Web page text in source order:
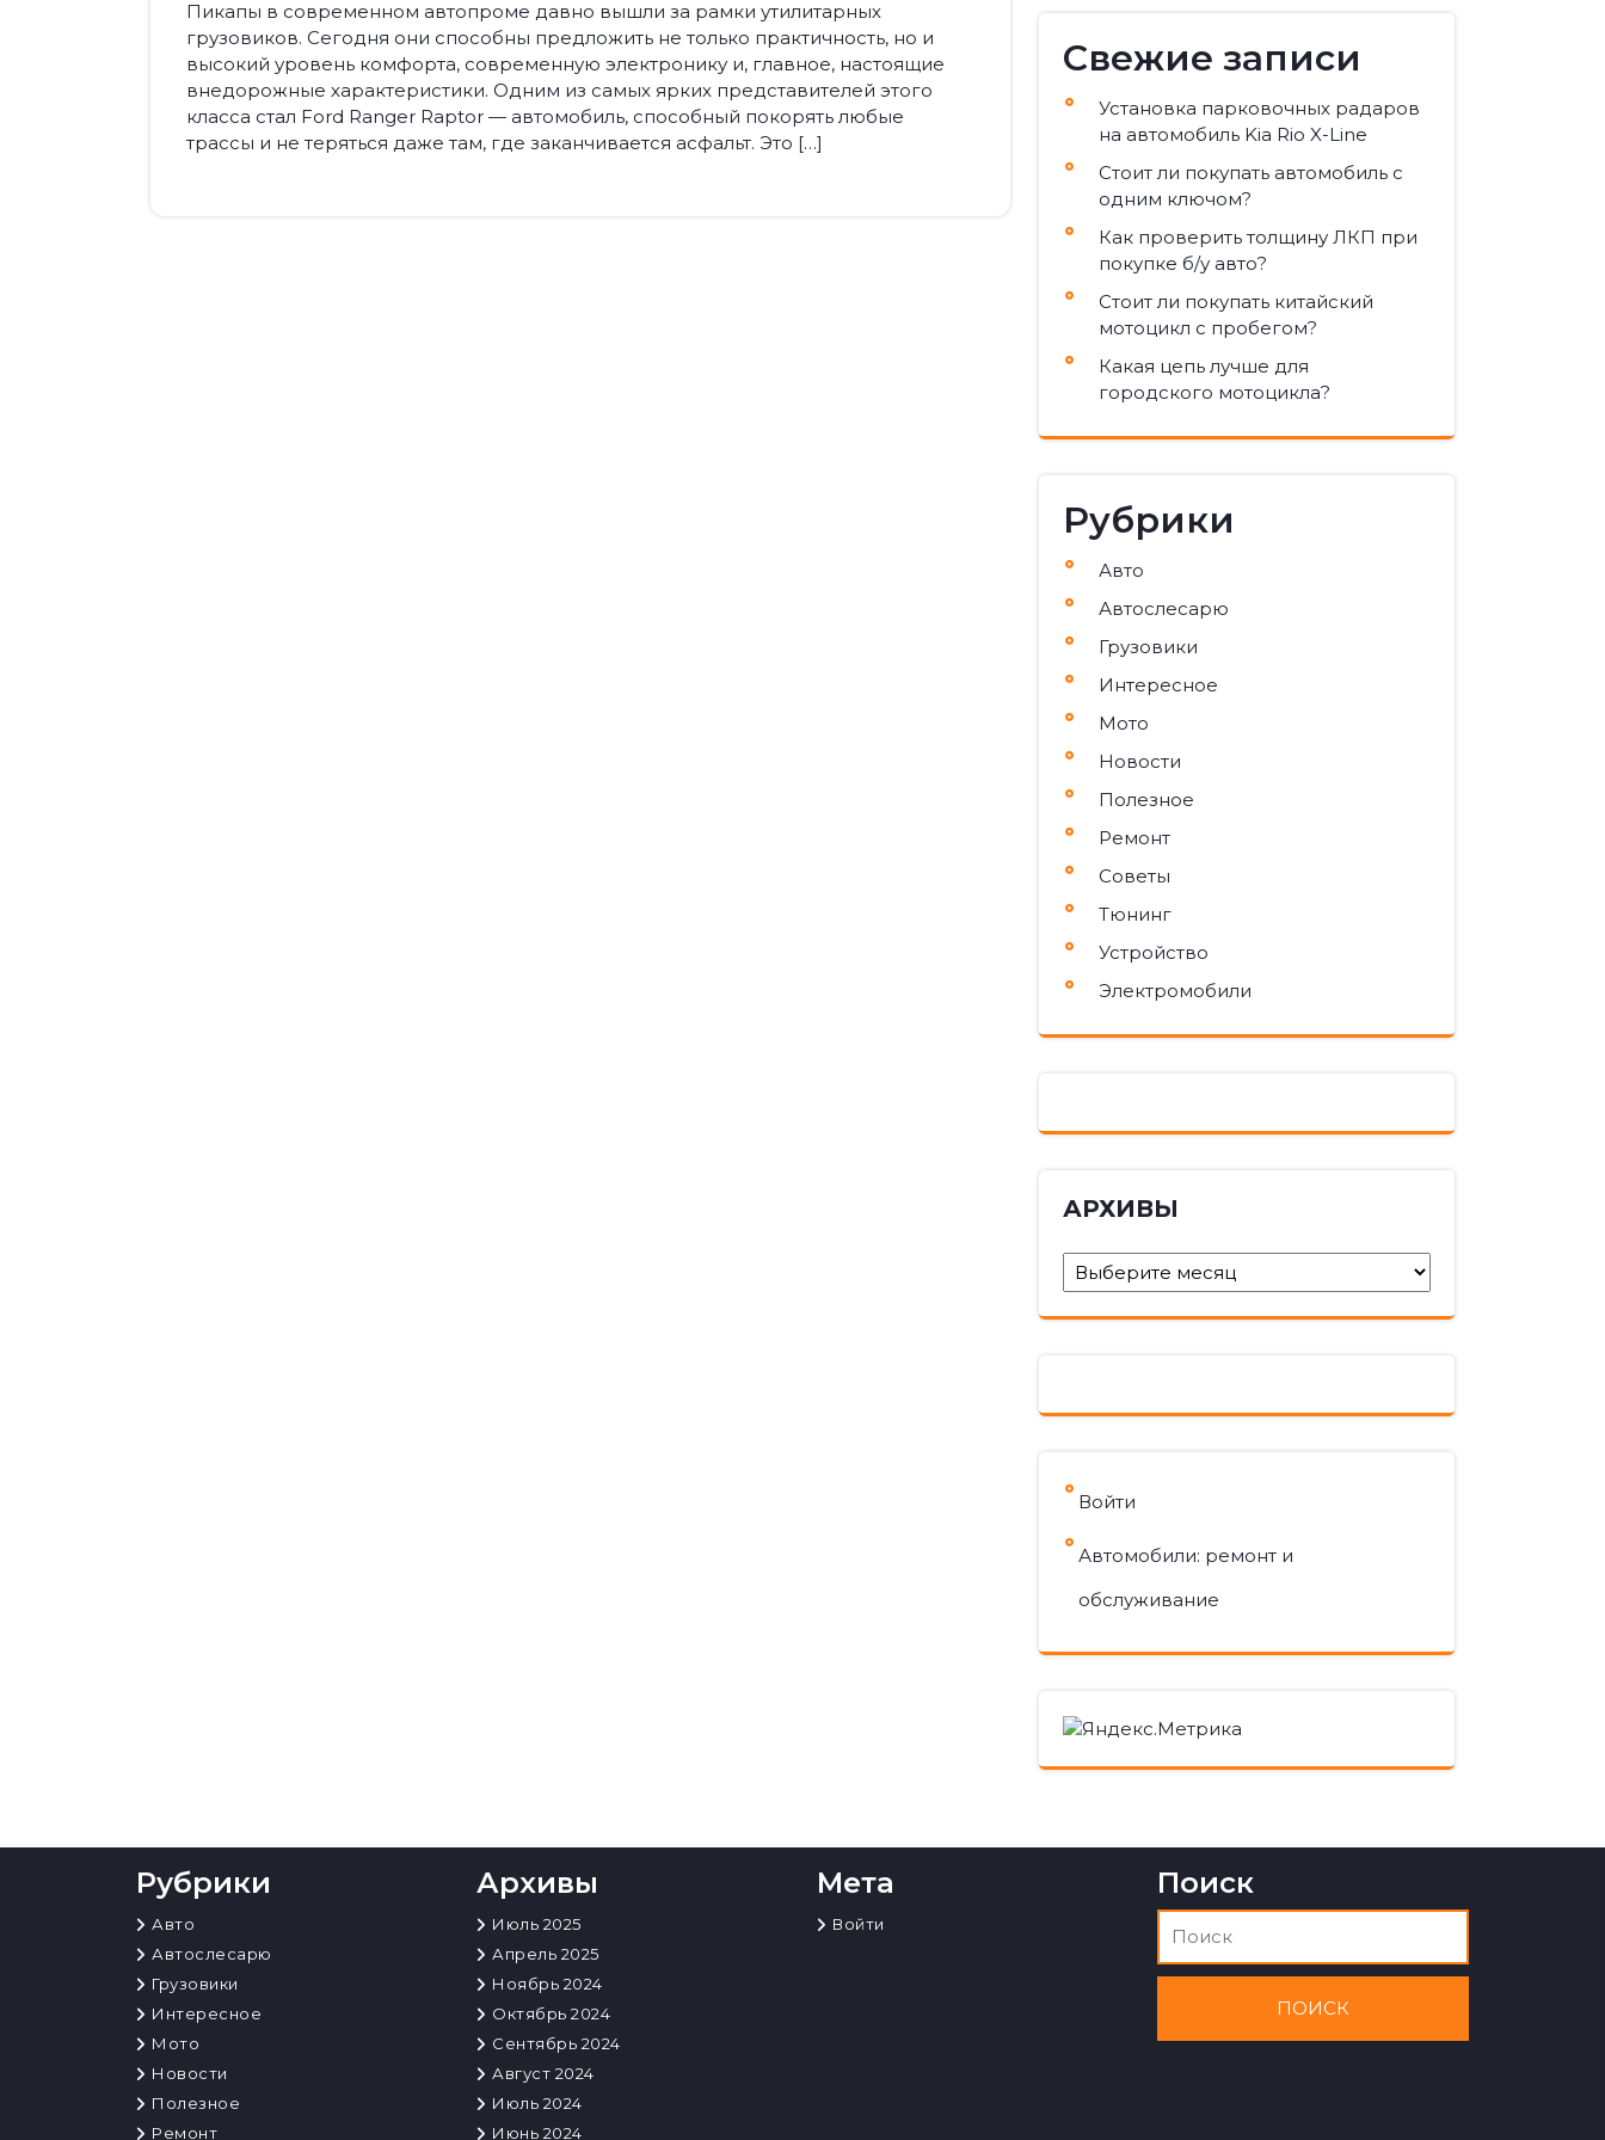
Пикапы в современном автопроме давно вышли за рамки утилитарных
грузовиков. Сегодня они способны предложить не только практичность, но и
высокий уровень комфорта, современную электронику и, главное, настоящие
внедорожные характеристики. Одним из самых ярких представителей этого
класса стал Ford Ranger Raptor — автомобиль, способный покорять любые
трассы и не теряться даже там, где заканчивается асфальт. Это […]
Свежие записи
Установка парковочных радаров
на автомобиль Kia Rio X-Line
Стоит ли покупать автомобиль с
одним ключом?
Как проверить толщину ЛКП при
покупке б/у авто?
Стоит ли покупать китайский
мотоцикл с пробегом?
Какая цепь лучше для
городского мотоцикла?
Рубрики
Авто
Автослесарю
Грузовики
Интересное
Мото
Новости
Полезное
Ремонт
Советы
Тюнинг
Устройство
Электромобили
АРХИВЫ
Архивы
Войти
Автомобили: ремонт и
обслуживание
Рубрики
Авто
Автослесарю
Грузовики
Интересное
Мото
Новости
Полезное
Ремонт
Архивы
Июль 2025
Апрель 2025
Ноябрь 2024
Октябрь 2024
Сентябрь 2024
Август 2024
Июль 2024
Июнь 2024
Мета
Войти
Поиск